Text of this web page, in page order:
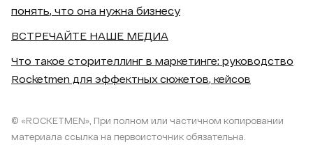
понять, что она нужна бизнесу
ВСТРЕЧАЙТЕ НАШЕ МЕДИА
Что такое сторителлинг в маркетинге: руководство
Rocketmen для эффектных сюжетов, кейсов
© «ROCKETMEN», При полном или частичном копировании
материала ссылка на первоисточник обязательна.